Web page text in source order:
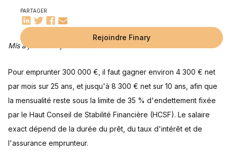
Comment optimiser son dossier de prêt ?
Augmenter votre capacité d'emprunt
Les aides et prêts complémentaires
Sources
PARTAGER
Rejoindre Finary
Mis à jour le 27 juillet 2026
Pour emprunter 300 000 €, il faut gagner environ 4 300 € net
par mois sur 25 ans, et jusqu'à 8 300 € net sur 10 ans, afin que
la mensualité reste sous la limite de 35 % d'endettement fixée
par le Haut Conseil de Stabilité Financière (HCSF). Le salaire
exact dépend de la durée du prêt, du taux d'intérêt et de
l'assurance emprunteur.